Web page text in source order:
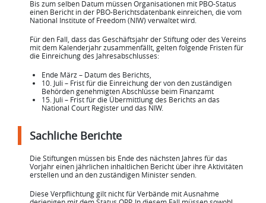
Bis zum selben Datum müssen Organisationen mit PBO-Status
einen Bericht in der PBO-Berichtsdatenbank einreichen, die vom
National Institute of Freedom (NIW) verwaltet wird.
Für den Fall, dass das Geschäftsjahr der Stiftung oder des Vereins
mit dem Kalenderjahr zusammenfällt, gelten folgende Fristen für
die Einreichung des Jahresabschlusses:
Ende März – Datum des Berichts,
10. Juli – Frist für die Einreichung der von den zuständigen
Behörden genehmigten Abschlüsse beim Finanzamt
15. Juli – Frist für die Übermittlung des Berichts an das
National Court Register und das NIW.
Sachliche Berichte
Die Stiftungen müssen bis Ende des nächsten Jahres für das
Vorjahr einen jährlichen inhaltlichen Bericht über ihre Aktivitäten
erstellen und an den zuständigen Minister senden.
Diese Verpflichtung gilt nicht für Verbände mit Ausnahme